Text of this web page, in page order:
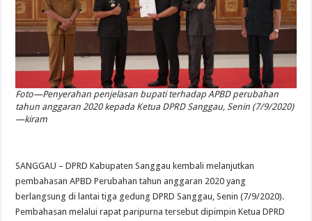
Foto—Penyerahan penjelasan bupati terhadap APBD perubahan
tahun anggaran 2020 kepada Ketua DPRD Sanggau, Senin (7/9/2020)
—kiram
SANGGAU – DPRD Kabupaten Sanggau kembali melanjutkan
pembahasan APBD Perubahan tahun anggaran 2020 yang
berlangsung di lantai tiga gedung DPRD Sanggau, Senin (7/9/2020).
Pembahasan melalui rapat paripurna tersebut dipimpin Ketua DPRD